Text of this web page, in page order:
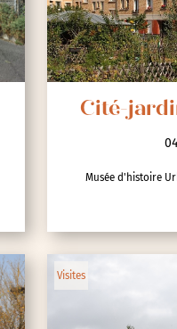
Cité-
Musée d'histoire
Visites